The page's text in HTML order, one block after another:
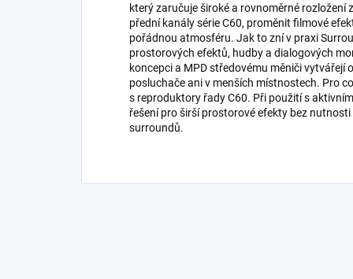
který zaručuje široké a rovnoměrné
přední kanály série C60, proměnit filmové
pořádnou atmosféru. Jak to zní v praxi
prostorových efektů, hudby a dialogových
koncepci a MPD středovému měniči
posluchače ani v menších místnostech. Pro
s reproduktory řady C60. Při použití s
řešení pro širší prostorové efekty bez
surroundů.